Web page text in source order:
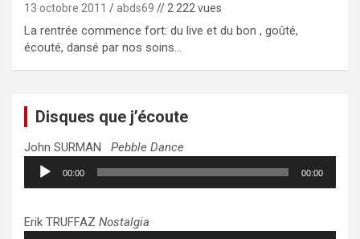
13 octobre 2011 abds69 // 2 222 vues
La rentrée commence fort: du live et du bon , goûté,
écouté, dansé par nos soins…
Disques que j’écoute
John SURMAN Pebble Dance
Lecteur
audio
00:00 00:00
Erik TRUFFAZ Nostalgia